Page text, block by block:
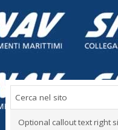
Optional callout text right